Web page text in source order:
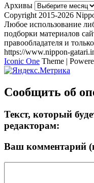
Архивы
Copyright 2015-2026
Любое использование
подборки материалов
правообладателя и
https://www.nippon-
Iconic One Theme |
Сообщить об
Текст, который
редакторам:
Ваш комментарий